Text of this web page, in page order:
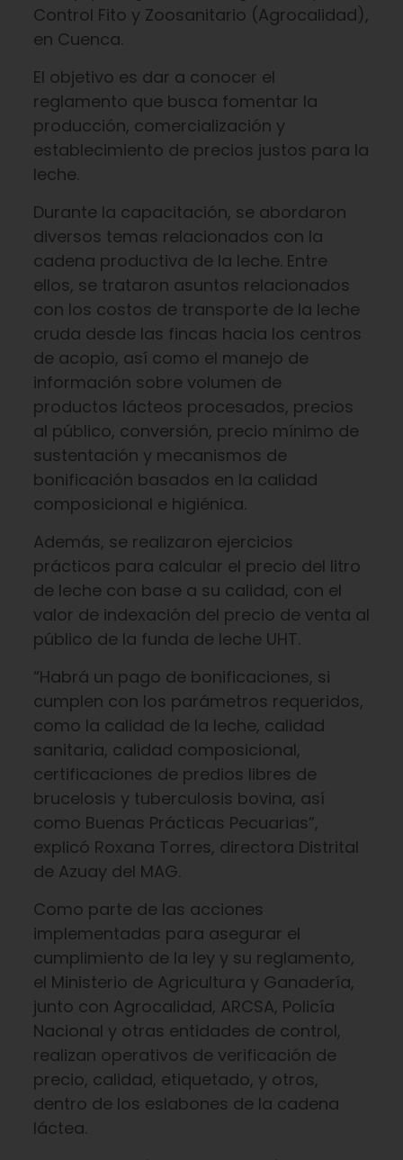
Control Fito y Zoosanitario (Agrocalidad),
en Cuenca.
El objetivo es dar a conocer el
reglamento que busca fomentar la
producción, comercialización y
establecimiento de precios justos para la
leche.
Durante la capacitación, se abordaron
diversos temas relacionados con la
cadena productiva de la leche. Entre
ellos, se trataron asuntos relacionados
con los costos de transporte de la leche
cruda desde las fincas hacia los centros
de acopio, así como el manejo de
información sobre volumen de
productos lácteos procesados, precios
al público, conversión, precio mínimo de
sustentación y mecanismos de
bonificación basados en la calidad
composicional e higiénica.
Además, se realizaron ejercicios
prácticos para calcular el precio del litro
de leche con base a su calidad, con el
valor de indexación del precio de venta al
público de la funda de leche UHT.
“Habrá un pago de bonificaciones, si
cumplen con los parámetros requeridos,
como la calidad de la leche, calidad
sanitaria, calidad composicional,
certificaciones de predios libres de
brucelosis y tuberculosis bovina, así
como Buenas Prácticas Pecuarias”,
explicó Roxana Torres, directora Distrital
de Azuay del MAG.
Como parte de las acciones
implementadas para asegurar el
cumplimiento de la ley y su reglamento,
el Ministerio de Agricultura y Ganadería,
junto con Agrocalidad, ARCSA, Policía
Nacional y otras entidades de control,
realizan operativos de verificación de
precio, calidad, etiquetado, y otros,
dentro de los eslabones de la cadena
láctea.